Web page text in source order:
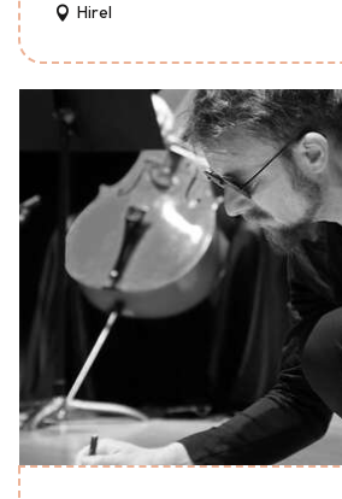
Hirel